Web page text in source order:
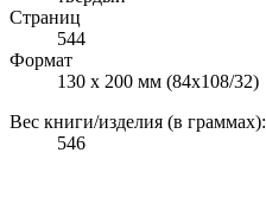
Страниц
544
Формат
130 х 200 мм (84х108/32)
Вес книги/изделия (в граммах):
546